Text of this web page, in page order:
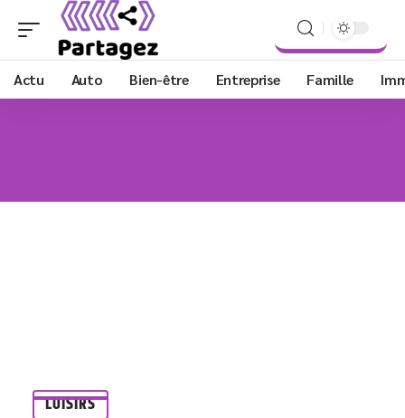
Actu Auto Bien-être Entreprise Famille
LOISIRS